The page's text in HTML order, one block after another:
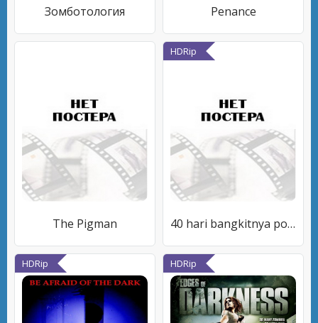
Зомботология Penance
The Pigman
HDRip
40 hari bangkitnya pocong
HDRip HDRip